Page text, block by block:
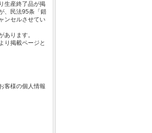
生産終了品が掲
、民法95条「錯
ンセルさせてい
あります。
り掲載ページと
客様の個人情報